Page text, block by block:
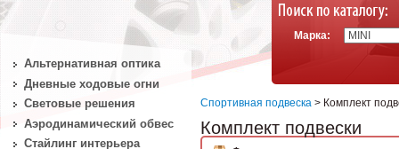
Марка:
Спортивная подвеска > Комплект
Комплект подвески
Альтернативная оптика
Дневные ходовые огни
Световые решения
Аэродинамический обвес
Стайлинг интерьера